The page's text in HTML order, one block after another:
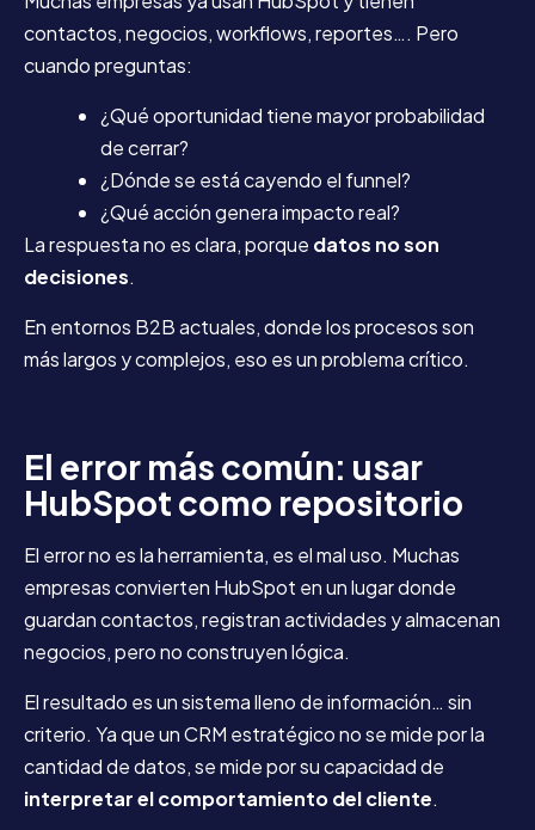
contactos, negocios, workflows, reportes…. Pero
cuando preguntas:
¿Qué oportunidad tiene mayor probabilidad
de cerrar?
¿Dónde se está cayendo el funnel?
¿Qué acción genera impacto real?
La respuesta no es clara, porque datos no son
decisiones.
En entornos B2B actuales, donde los procesos son
más largos y complejos, eso es un problema crítico.
El error más común: usar
HubSpot como repositorio
El error no es la herramienta, es el mal uso. Muchas
empresas convierten HubSpot en un lugar donde
guardan contactos, registran actividades y almacenan
negocios, pero no construyen lógica.
El resultado es un sistema lleno de información… sin
criterio. Ya que un CRM estratégico no se mide por la
cantidad de datos, se mide por su capacidad de
interpretar el comportamiento del cliente.